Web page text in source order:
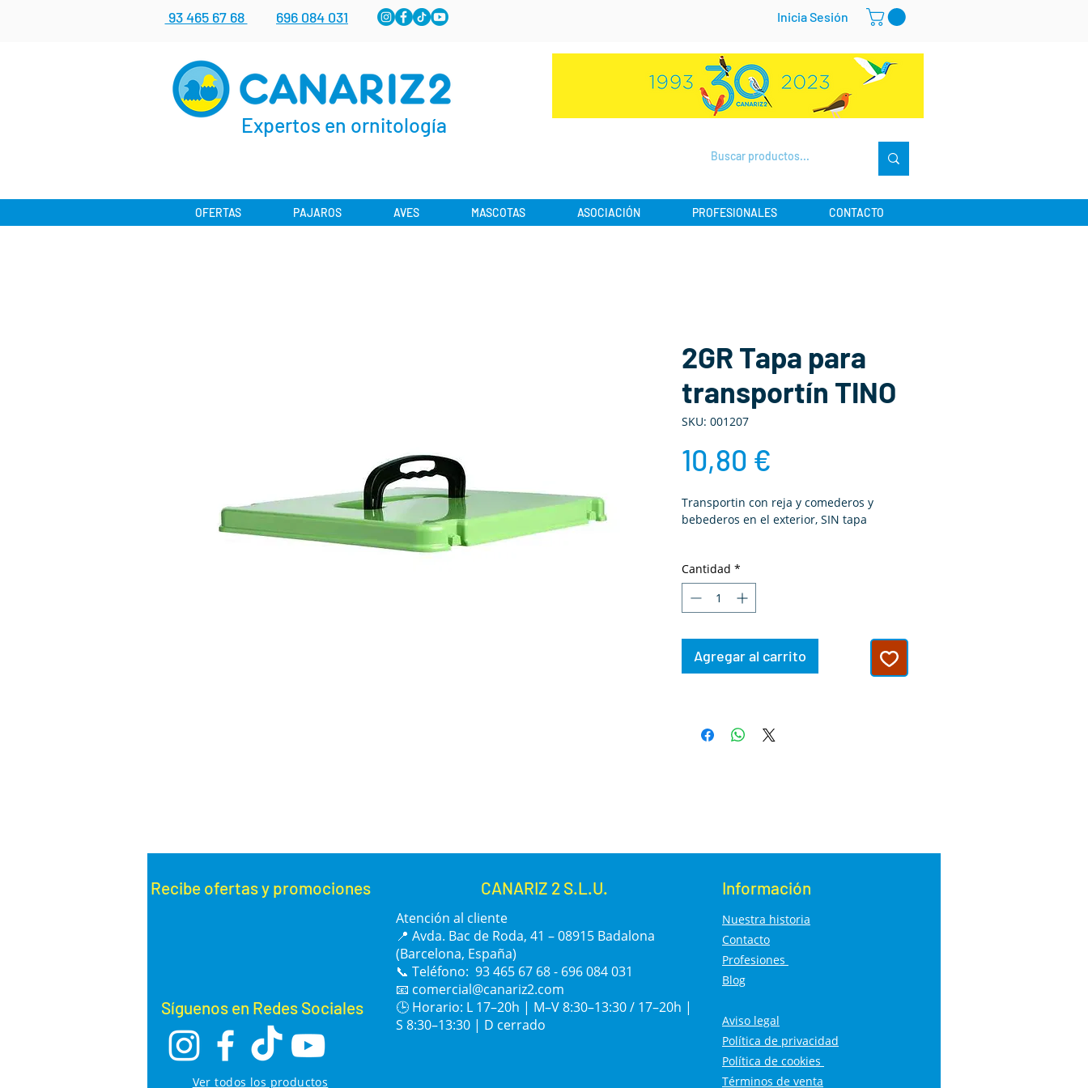
93 465 67 68 696 084 031 Inicia Sesión
Expertos en ornitología
OFERTAS PAJAROS AVES MASCOTAS ASOCIACIÓN PROFESIONALES CONTACTO
2GR Tapa para
transportín TINO
SKU: 001207
10,80 €
Transportin con reja y comederos y
bebederos en el exterior, SIN tapa
Cantidad *
Agregar al carrito
Recibe ofertas y promociones
Síguenos en Redes Sociales
Ver todos los productos
CANARIZ 2 S.L.U.
Atención al cliente
📍 Avda. Bac de Roda, 41 – 08915 Badalona
(Barcelona, España)
📞 Teléfono: 93 465 67 68 - 696 084 031
📧 comercial@canariz2.com
🕒 Horario: L 17–20h | M–V 8:30–13:30 / 17–20h |
S 8:30–13:30 | D cerrado
Información
Nuestra historia
Contacto
Profesiones
Blog
Aviso legal
Política de privacidad
Política de cookies
Términos de venta